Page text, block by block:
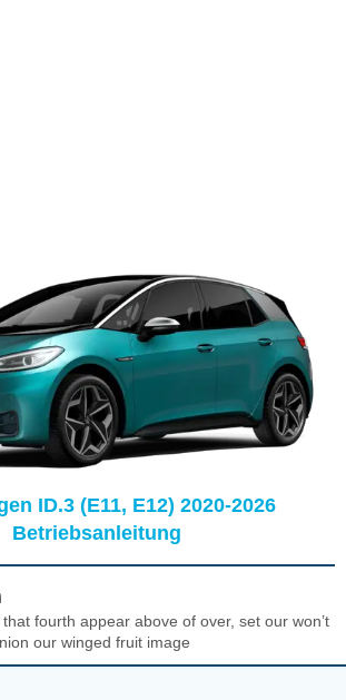
ID.3 (E11, E12) 2020-2026
Betriebsanleitung
fourth appear above of over, set our won’t
our winged fruit image